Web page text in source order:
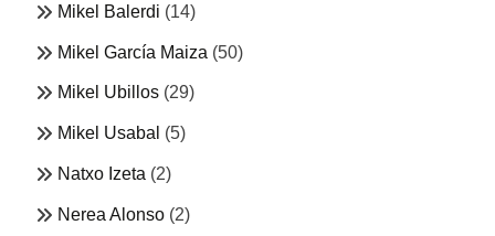
Mikel Balerdi (14)
Mikel García Maiza (50)
Mikel Ubillos (29)
Mikel Usabal (5)
Natxo Izeta (2)
Nerea Alonso (2)